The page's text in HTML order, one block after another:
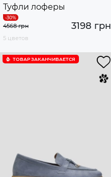
Туфли лоферы
3198 грн
4568 грн
5 цветов
ТОВАР ЗАКАНЧИВАЕТСЯ